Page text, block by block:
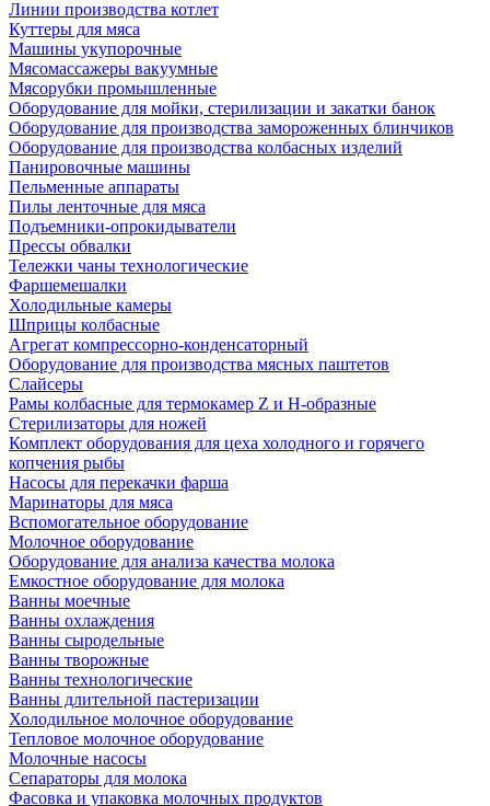
Линии производства котлет
Куттеры для мяса
Машины укупорочные
Мясомассажеры вакуумные
Мясорубки промышленные
Оборудование для мойки, стерилизации и закатки банок
Оборудование для производства замороженных блинчиков
Оборудование для производства колбасных изделий
Панировочные машины
Пельменные аппараты
Пилы ленточные для мяса
Подъемники-опрокидыватели
Прессы обвалки
Тележки чаны технологические
Фаршемешалки
Холодильные камеры
Шприцы колбасные
Агрегат компрессорно-конденсаторный
Оборудование для производства мясных паштетов
Слайсеры
Рамы колбасные для термокамер Z и H-образные
Стерилизаторы для ножей
Комплект оборудования для цеха холодного и горячего
копчения рыбы
Насосы для перекачки фарша
Маринаторы для мяса
Вспомогательное оборудование
Молочное оборудование
Оборудование для анализа качества молока
Емкостное оборудование для молока
Ванны моечные
Ванны охлаждения
Ванны сыродельные
Ванны творожные
Ванны технологические
Ванны длительной пастеризации
Холодильное молочное оборудование
Тепловое молочное оборудование
Молочные насосы
Сепараторы для молока
Фасовка и упаковка молочных продуктов